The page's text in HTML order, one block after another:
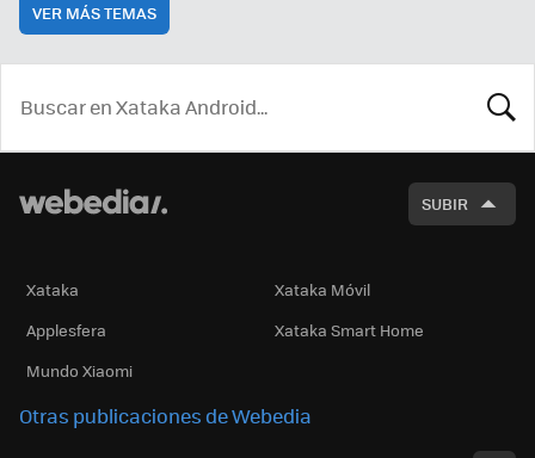
VER MÁS TEMAS
SUBIR
Xataka
Xataka Móvil
Applesfera
Xataka Smart Home
Mundo Xiaomi
Otras publicaciones de Webedia